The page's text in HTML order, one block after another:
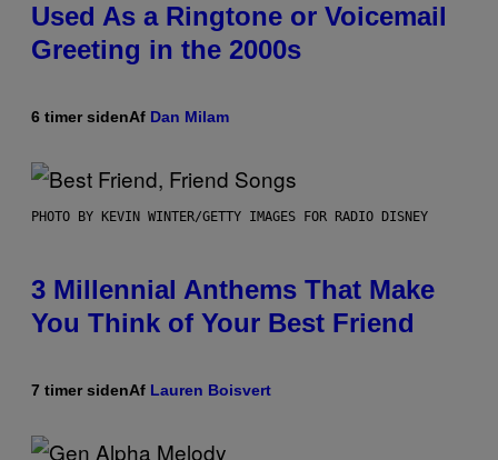
Used As a Ringtone or Voicemail
Greeting in the 2000s
6 timer sidenAf Dan Milam
PHOTO BY KEVIN WINTER/GETTY IMAGES FOR RADIO DISNEY
3 Millennial Anthems That Make
You Think of Your Best Friend
7 timer sidenAf Lauren Boisvert